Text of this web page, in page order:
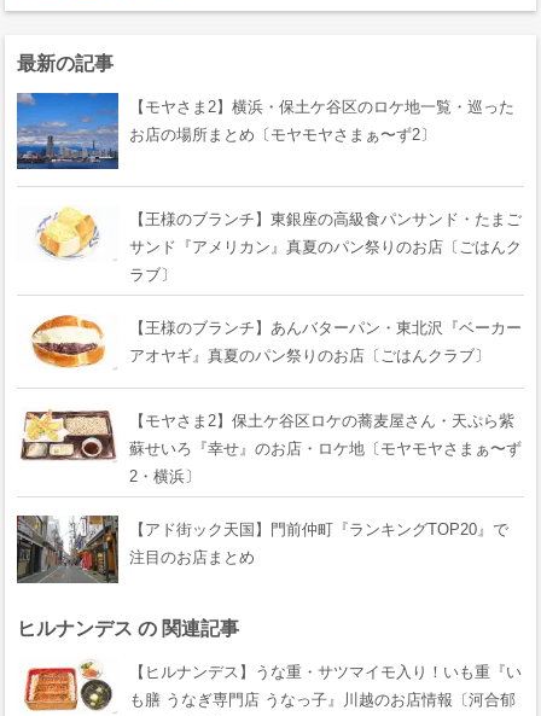
最新の記事
【モヤさま2】横浜・保土ケ谷区のロケ地一覧・巡った
お店の場所まとめ〔モヤモヤさまぁ〜ず2〕
【王様のブランチ】東銀座の高級食パンサンド・たまご
サンド『アメリカン』真夏のパン祭りのお店〔ごはんク
ラブ〕
【王様のブランチ】あんバターパン・東北沢『ベーカー
アオヤギ』真夏のパン祭りのお店〔ごはんクラブ〕
【モヤさま2】保土ケ谷区ロケの蕎麦屋さん・天ぷら紫
蘇せいろ『幸せ』のお店・ロケ地〔モヤモヤさまぁ〜ず
2・横浜〕
【アド街ック天国】門前仲町『ランキングTOP20』で
注目のお店まとめ
ヒルナンデス の 関連記事
【ヒルナンデス】うな重・サツマイモ入り！いも重『い
も膳 うなぎ専門店 うなっ子』川越のお店情報〔河合郁